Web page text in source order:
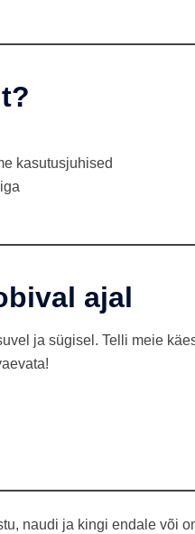
kasutusjuhised
ajal
ja sügisel. Telli meie
naudi ja kingi endale või